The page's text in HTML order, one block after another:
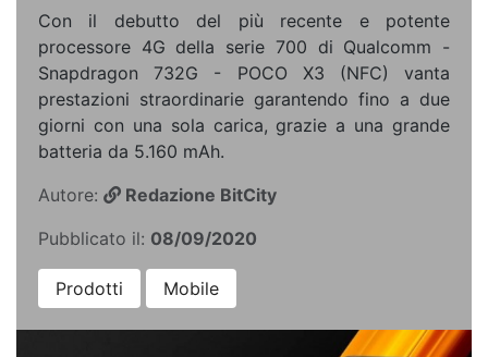
Con il debutto del più recente e potente
processore 4G della serie 700 di Qualcomm -
Snapdragon 732G - POCO X3 (NFC) vanta
prestazioni straordinarie garantendo fino a due
giorni con una sola carica, grazie a una grande
batteria da 5.160 mAh.
Autore:
Redazione BitCity
Pubblicato il: 08/09/2020
Prodotti Mobile